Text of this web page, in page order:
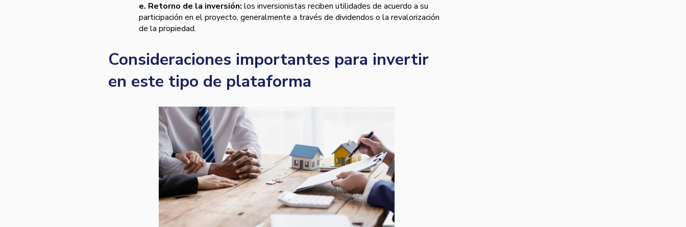
e. Retorno de la inversión: los inversionistas reciben utilidades de acuerdo a su
participación en el proyecto, generalmente a través de dividendos o la revalorización
de la propiedad.
Consideraciones importantes para invertir
en este tipo de plataforma